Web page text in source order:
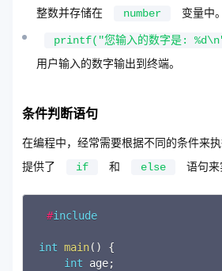
整数并存储在 number 变量中。
printf("您输入的数字是:
用户输入的数字输出到终端。
条件判断语句
在编程中，经常需要根据不同的条件来
提供了
if 和 else 语句来
#include
int main( )
{
int age;